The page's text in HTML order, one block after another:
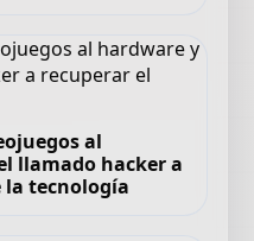
al
llamado hacker a
la tecnología